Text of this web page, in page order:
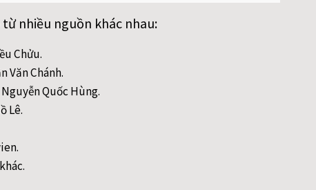
nhiều nguồn khác nhau:
Chửu.
Văn Chánh.
Quốc Hùng.
Lê.